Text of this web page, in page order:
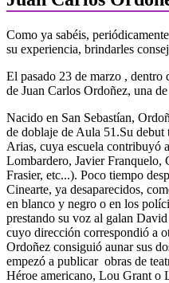
Como ya sabéis,
su experiencia, brindarles
El pasado 23 de marzo , dentro
de Juan Carlos Ordoñez, una
Nacido en San Sebastían,
de doblaje de Aula 51.Su
Arias, cuya escuela contribuyó
Lombardero, Javier Franquelo,
Frasier, etc...). Poco tiempo
Cinearte, ya desaparecidos,
en blanco y negro o en los
prestando su voz al galan
cuyo dirección correspondió a
Ordoñez consiguió aunar sus
empezó a publicar obras de
Héroe americano, Lou Grant o